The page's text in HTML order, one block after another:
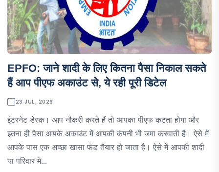
EPFO: जाने शादी के लिए कितना पैसा निकाल सकते
हैं आप पीएफ अकाउंट से, ये रही पूरी डिटेल
23 JUL, 2026
इंटरनेट डेस्क। आप नौकरी करते हैं तो आपका पीएफ कटता होगा और
इतना ही पैसा आपके अकाउंट में आपकी कंपनी भी जमा करवाती है। ऐसे में
आपके पास एक अच्छा खासा फंड तैयार हो जाता है। ऐसे में आपकी शादी
या परिवार मे...